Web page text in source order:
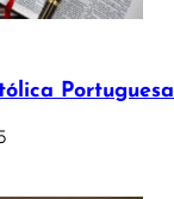
Portuguesa